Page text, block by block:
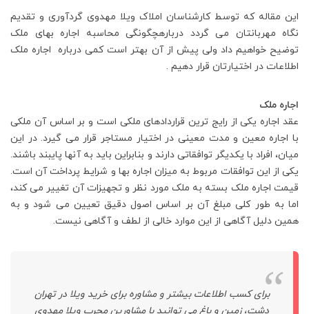
این مقاله که توسط کارشناسان املاک ویلا مهدوی گردآوری و تقدیم
نگاه مهربانتان می گردد دربارهچگونگی محاسبه اجاره بهای ملک
توضیح خواهیم داد ولی پیش از آن بهتر است کمی درباره اجاره ملک
اطلاعات در اختیارتان قرار دهیم .
اجاره ملک
عقد اجاره یکی از رایج ترین قراردادهای ملکی است و بر اساس آن ملکی
با اجاره معین و مدت معینی در اختیار مستاجر قرار می گیرد. در این
میان، افراد با یکدیگر توافقاتی دارند و بنابراین باید به آنها پایبند باشند.
یکی از این توافقات مربوط به میزان اجاره بها و شرایط پرداخت آن است.
قیمت اجاره ملک بسته به ملک مورد نظر و تجهیزات آن تغییر می کند،
اما به طور کلی مبلغ آن بر اساس اصول دقیق تعیین می شود و به
همین دلیل آگاهی از این موارد خالی از لطف و آگاهی نیست.
برای کسب اطلاعات بیشتر و مشاوره برایخرید ویلا در تهران
دشت،زمین و باغ می توانید با مشاورین مجرب ویلا مهدوی